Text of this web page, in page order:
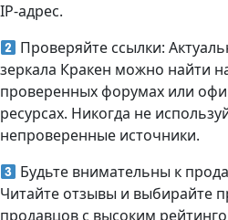
IP-адрес.
Проверяйте ссылки:
зеркала Кракен можно найти
проверенных форумах или
ресурсах. Никогда не
непроверенные источники.
Будьте внимательны к
Читайте отзывы и выбирайте
продавцов с высоким